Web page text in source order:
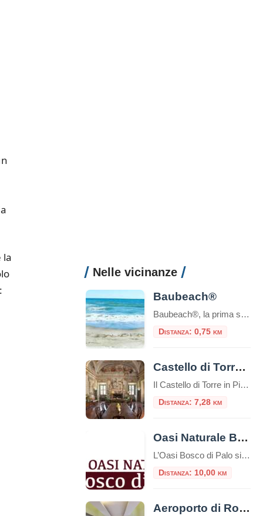
la
Nelle vicinanze
Baubeach®
Baubeach®, la prima spiaggia in Italia per cani liberi e felici, a Maccarese, Comune di Fiumicino, è aperta e attende i suoi amati Soci. Il momento migliore dell’anno per godere della elioterapia è proprio questo, quindi l’Associazione Baubeach Village ha affrettato tutte le pratiche di ricomposizione della struttura, che ogni anno viene totalmente smontata dal […]
Distanza: 0,75 km
Castello di Torre in Pietra
Il Castello di Torre in Pietra (o Castello Falconieri) è un antico castello situato nella regione del Lazio, in Italia. Si trova a circa 30 chilometri a nord-ovest di Roma, vicino al comune di Fiumicino. Il castello prende il nome dalla torre di difesa in pietra, che è l’elemento principale dell’edificio. La sua costruzione risale […]
Distanza: 7,28 km
Oasi Naturale Bosco di Palo
L’Oasi Bosco di Palo si estende per circa 120 ettari nel comune di Ladispoli, in provincia di Roma, a pochi passi dal Mar Tirreno. È un raro esempio di bosco planiziale costiero che conserva ancora le caratteristiche originarie della vegetazione mediterranea, oggi quasi del tutto scomparsa lungo le coste italiane. Storia e tutela Fondata nel […]
Distanza: 10,00 km
Aeroporto di Roma Fiumicino: esposte tre sculture etrusche di inestimabile valore